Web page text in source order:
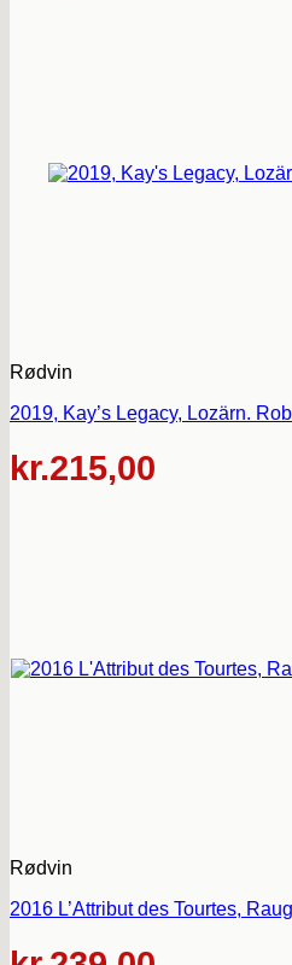
Rødvin
2019, Kay’s Legacy, Lozärn.
kr.215,00
Rødvin
2016 L’Attribut des Tourtes,